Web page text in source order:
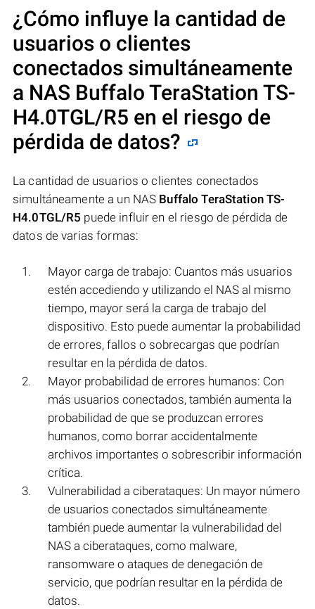
¿Cómo influye la cantidad de
usuarios o clientes
conectados simultáneamente
a NAS Buffalo TeraStation TS-
H4.0TGL/R5 en el riesgo de
pérdida de datos?
La cantidad de usuarios o clientes conectados
simultáneamente a un NAS Buffalo TeraStation TS-
H4.0TGL/R5 puede influir en el riesgo de pérdida de
datos de varias formas:
Mayor carga de trabajo: Cuantos más usuarios
estén accediendo y utilizando el NAS al mismo
tiempo, mayor será la carga de trabajo del
dispositivo. Esto puede aumentar la probabilidad
de errores, fallos o sobrecargas que podrían
resultar en la pérdida de datos.
Mayor probabilidad de errores humanos: Con
más usuarios conectados, también aumenta la
probabilidad de que se produzcan errores
humanos, como borrar accidentalmente
archivos importantes o sobrescribir información
crítica.
Vulnerabilidad a ciberataques: Un mayor número
de usuarios conectados simultáneamente
también puede aumentar la vulnerabilidad del
NAS a ciberataques, como malware,
ransomware o ataques de denegación de
servicio, que podrían resultar en la pérdida de
datos.